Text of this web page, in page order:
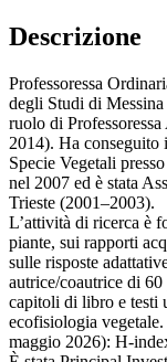
Descrizione
Professoressa
degli Studi di
ruolo di
2014). Ha
Specie Vegetali
nel 2007 ed è stata
Trieste (2001–2003).
L’attività di ricerca è
piante, sui rapporti
sulle risposte
autrice/coautrice di
capitoli di libro e testi
ecofisiologia
maggio 2026): H-